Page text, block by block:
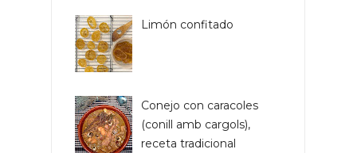
Limón confitado
Conejo con caracoles
(conill amb cargols),
receta tradicional